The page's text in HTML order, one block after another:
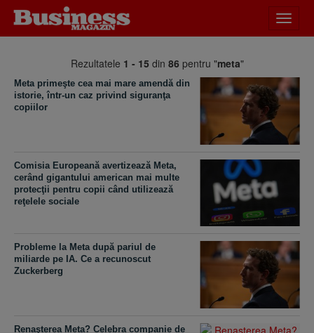
meniu
Rezultatele 1 - 15 din 86 pentru "meta"
Meta primeşte cea mai mare amendă din
istorie, într-un caz privind siguranţa
copiilor
Comisia Europeană avertizează Meta,
cerând gigantului american mai multe
protecţii pentru copii când utilizează
reţelele sociale
Probleme la Meta după pariul de
miliarde pe IA. Ce a recunoscut
Zuckerberg
Renaşterea Meta? Celebra companie de